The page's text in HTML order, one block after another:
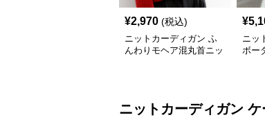
¥2,970 (税込)
ニットカーディガン ふ
んわりモヘア混丸首ニッ
¥
ニッ
ボー
ニットカーディガン ケ